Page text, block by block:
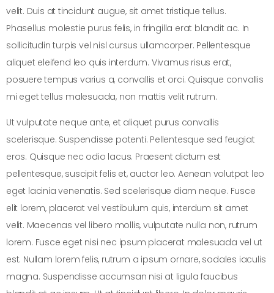
velit. Duis at tincidunt augue, sit amet tristique tellus.
Phasellus molestie purus felis, in fringilla erat blandit ac. In
sollicitudin turpis vel nisl cursus ullamcorper. Pellentesque
aliquet eleifend leo quis interdum. Vivamus risus erat,
posuere tempus varius a, convallis et orci. Quisque convallis
mi eget tellus malesuada, non mattis velit rutrum.
Ut vulputate neque ante, et aliquet purus convallis
scelerisque. Suspendisse potenti. Pellentesque sed feugiat
eros. Quisque nec odio lacus. Praesent dictum est
pellentesque, suscipit felis et, auctor leo. Aenean volutpat leo
eget lacinia venenatis. Sed scelerisque diam neque. Fusce
elit lorem, placerat vel vestibulum quis, interdum sit amet
velit. Maecenas vel libero mollis, vulputate nulla non, rutrum
lorem. Fusce eget nisi nec ipsum placerat malesuada vel ut
est. Nullam lorem felis, rutrum a ipsum ornare, sodales iaculis
magna. Suspendisse accumsan nisi at ligula faucibus